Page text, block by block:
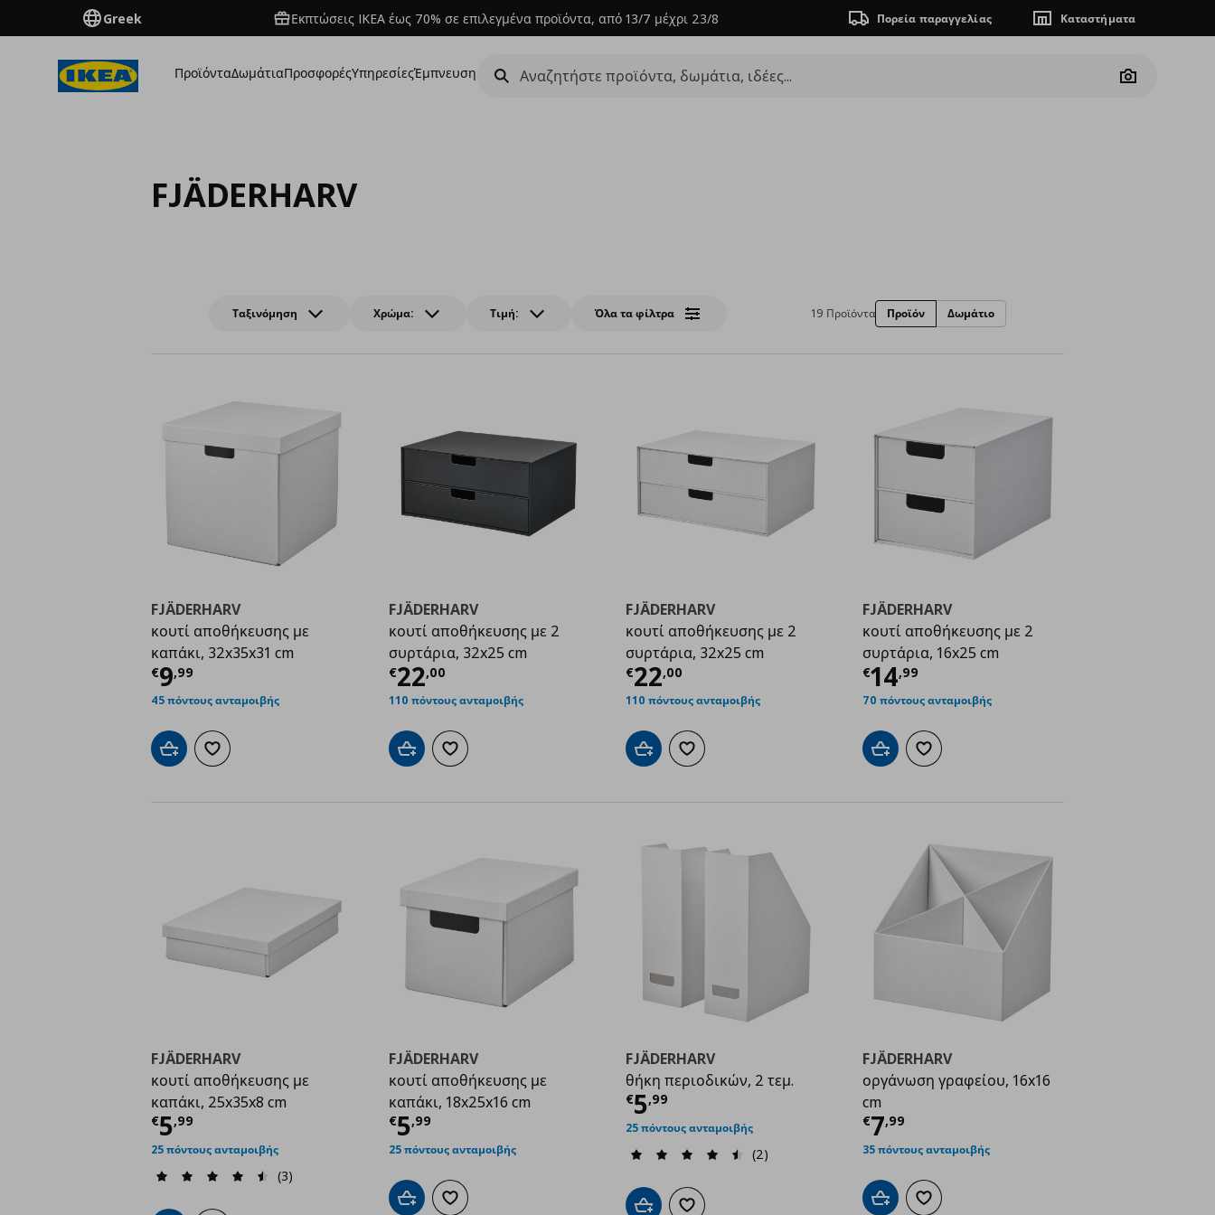
Greek Εκπτώσεις IKEA έως 70% σε επιλεγμένα προϊόντα, από 13/7 μέχρι 23/8 Πορεία παραγγελίας Καταστήματα
ΠροϊόνταΔωμάτιαΠροσφορέςΥπηρεσίεςΈμπνευση
Camera
FJÄDERHARV
Ταξινόμηση Χρώμα: Τιμή: Όλα τα φίλτρα 19 Προϊόντα Προϊόν Δωμάτιο
FJÄDERHARV
κουτί αποθήκευσης με
καπάκι, 32x35x31 cm
€9,99
Τρέχουσα τιμή € 9,99
45 πόντους ανταμοιβής
Προσθήκη στο καλάθι
Προσθήκη στα αγαπημένα
FJÄDERHARV
κουτί αποθήκευσης με 2
συρτάρια, 32x25 cm
€22,00
Τρέχουσα τιμή € 22,00
110 πόντους ανταμοιβής
Προσθήκη στο καλάθι
Προσθήκη στα αγαπημένα
FJÄDERHARV
κουτί αποθήκευσης με 2
συρτάρια, 32x25 cm
€22,00
Τρέχουσα τιμή € 22,00
110 πόντους ανταμοιβής
Προσθήκη στο καλάθι
Προσθήκη στα αγαπημένα
FJÄDERHARV
κουτί αποθήκευσης με 2
συρτάρια, 16x25 cm
€14,99
Τρέχουσα τιμή
70 πόντους ανταμοιβής
Προσθήκη στο καλάθι
Προσθήκη στα αγαπημένα
FJÄDERHARV
κουτί αποθήκευσης με
καπάκι, 25x35x8 cm
€5,99
Τρέχουσα τιμή € 5,99
25 πόντους ανταμοιβής
(3)
FJÄDERHARV
κουτί αποθήκευσης με
καπάκι, 18x25x16 cm
€5,99
Τρέχουσα τιμή € 5,99
25 πόντους ανταμοιβής
Προσθήκη στο καλάθι
Προσθήκη στα αγαπημένα
FJÄDERHARV
θήκη περιοδικών, 2 τεμ.
€5,99
Τρέχουσα τιμή € 5,99
25 πόντους ανταμοιβής
(2)
Προσθήκη στο καλάθι
Προσθήκη στα αγαπημένα
FJÄDERHARV
οργάνωση γραφείου, 16x16
cm
€7,99
Τρέχουσα τιμή
35 πόντους ανταμοιβής
Προσθήκη στο καλάθι
Προσθήκη στα αγαπημένα